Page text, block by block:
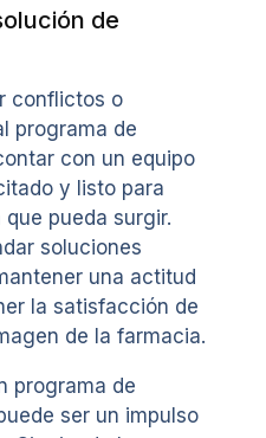
de
conflictos o
programa de
con un equipo
y listo para
pueda surgir.
soluciones
una actitud
la satisfacción de
de la farmacia.
programa de
ser un impulso